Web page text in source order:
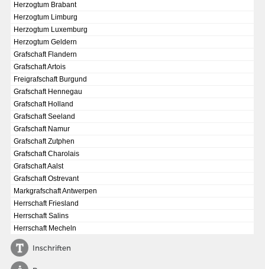
DIE NATIONALVERSAMMLUNG IN DER PAULSKIRCHE 1848
Fraktionen und Abgeordnete
Details und Debatten
Politische Ziele der Fraktionen
Fragen und Antworten
Herzogtum Brabant
Herzogtum Limburg
Herzogtum Luxemburg
Herzogtum Geldern
Grafschaft Flandern
Grafschaft Artois
Freigrafschaft Burgund
Grafschaft Hennegau
Grafschaft Holland
Grafschaft Seeland
Grafschaft Namur
Grafschaft Zutphen
Grafschaft Charolais
Grafschaft Aalst
Grafschaft Ostrevant
Markgrafschaft Antwerpen
Herrschaft Friesland
Herrschaft Salins
Herrschaft Mecheln
Inschriften